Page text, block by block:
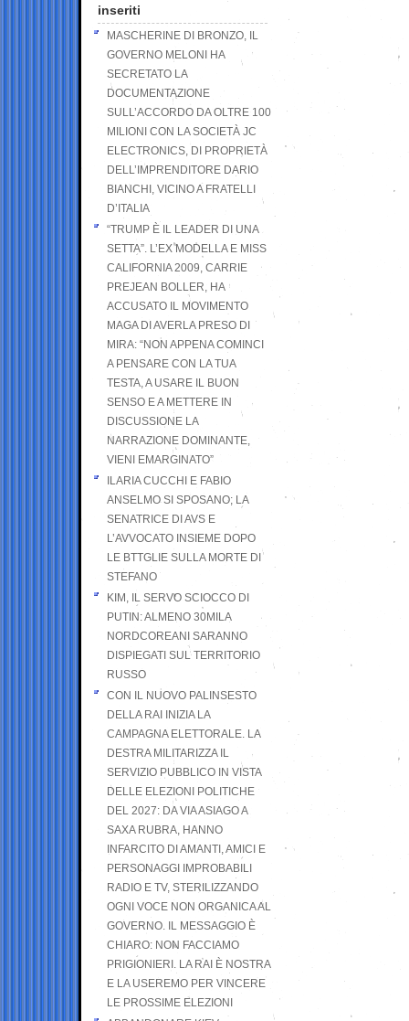
inseriti
MASCHERINE DI BRONZO, IL
GOVERNO MELONI HA
SECRETATO LA
DOCUMENTAZIONE
SULL’ACCORDO DA OLTRE 100
MILIONI CON LA SOCIETÀ JC
ELECTRONICS, DI PROPRIETÀ
DELL’IMPRENDITORE DARIO
BIANCHI, VICINO A FRATELLI
D’ITALIA
“TRUMP È IL LEADER DI UNA
SETTA”. L’EX MODELLA E MISS
CALIFORNIA 2009, CARRIE
PREJEAN BOLLER, HA
ACCUSATO IL MOVIMENTO
MAGA DI AVERLA PRESO DI
MIRA: “NON APPENA COMINCI
A PENSARE CON LA TUA
TESTA, A USARE IL BUON
SENSO E A METTERE IN
DISCUSSIONE LA
NARRAZIONE DOMINANTE,
VIENI EMARGINATO”
ILARIA CUCCHI E FABIO
ANSELMO SI SPOSANO; LA
SENATRICE DI AVS E
L’AVVOCATO INSIEME DOPO
LE BTTGLIE SULLA MORTE DI
STEFANO
KIM, IL SERVO SCIOCCO DI
PUTIN: ALMENO 30MILA
NORDCOREANI SARANNO
DISPIEGATI SUL TERRITORIO
RUSSO
CON IL NUOVO PALINSESTO
DELLA RAI INIZIA LA
CAMPAGNA ELETTORALE. LA
DESTRA MILITARIZZA IL
SERVIZIO PUBBLICO IN VISTA
DELLE ELEZIONI POLITICHE
DEL 2027: DA VIA ASIAGO A
SAXA RUBRA, HANNO
INFARCITO DI AMANTI, AMICI E
PERSONAGGI IMPROBABILI
RADIO E TV, STERILIZZANDO
OGNI VOCE NON ORGANICA AL
GOVERNO. IL MESSAGGIO È
CHIARO: NON FACCIAMO
PRIGIONIERI. LA RAI È NOSTRA
E LA USEREMO PER VINCERE
LE PROSSIME ELEZIONI